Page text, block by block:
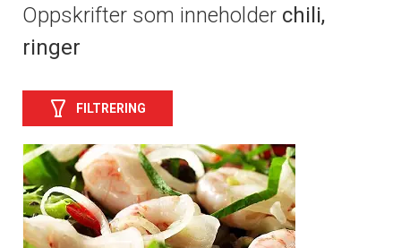
Oppskrifter som inneholder chili,
ringer
FILTRERING